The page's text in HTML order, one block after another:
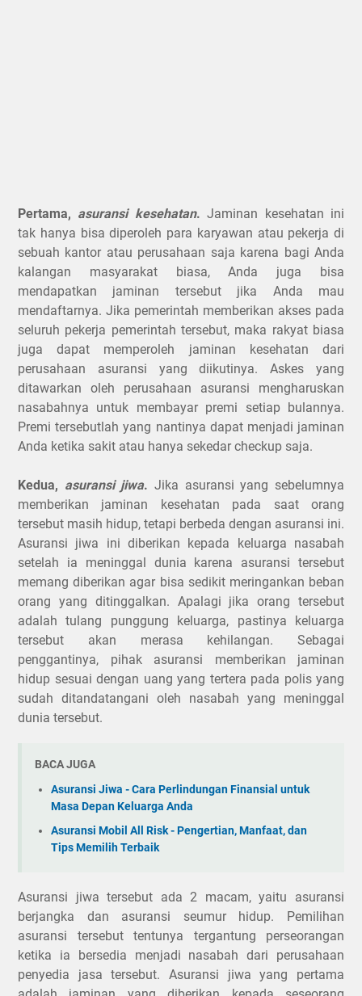
Pertama, asuransi kesehatan. Jaminan kesehatan ini
tak hanya bisa diperoleh para karyawan atau pekerja di
sebuah kantor atau perusahaan saja karena bagi Anda
kalangan masyarakat biasa, Anda juga bisa
mendapatkan jaminan tersebut jika Anda mau
mendaftarnya. Jika pemerintah memberikan akses pada
seluruh pekerja pemerintah tersebut, maka rakyat biasa
juga dapat memperoleh jaminan kesehatan dari
perusahaan asuransi yang diikutinya. Askes yang
ditawarkan oleh perusahaan asuransi mengharuskan
nasabahnya untuk membayar premi setiap bulannya.
Premi tersebutlah yang nantinya dapat menjadi jaminan
Anda ketika sakit atau hanya sekedar checkup saja.
Kedua, asuransi jiwa. Jika asuransi yang sebelumnya
memberikan jaminan kesehatan pada saat orang
tersebut masih hidup, tetapi berbeda dengan asuransi ini.
Asuransi jiwa ini diberikan kepada keluarga nasabah
setelah ia meninggal dunia karena asuransi tersebut
memang diberikan agar bisa sedikit meringankan beban
orang yang ditinggalkan. Apalagi jika orang tersebut
adalah tulang punggung keluarga, pastinya keluarga
tersebut akan merasa kehilangan. Sebagai
penggantinya, pihak asuransi memberikan jaminan
hidup sesuai dengan uang yang tertera pada polis yang
sudah ditandatangani oleh nasabah yang meninggal
dunia tersebut.
BACA JUGA
Asuransi Jiwa - Cara Perlindungan Finansial untuk
Masa Depan Keluarga Anda
Asuransi Mobil All Risk - Pengertian, Manfaat, dan
Tips Memilih Terbaik
Asuransi jiwa tersebut ada 2 macam, yaitu asuransi
berjangka dan asuransi seumur hidup. Pemilihan
asuransi tersebut tentunya tergantung perseorangan
ketika ia bersedia menjadi nasabah dari perusahaan
penyedia jasa tersebut. Asuransi jiwa yang pertama